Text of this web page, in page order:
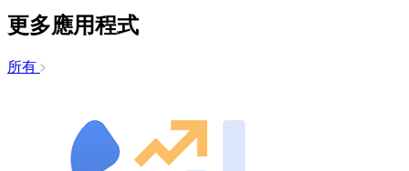
更多應用程式
所有